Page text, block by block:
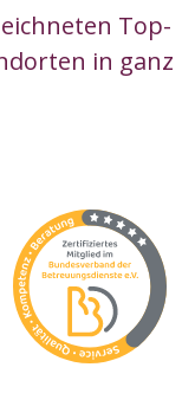
Top-
in ganz